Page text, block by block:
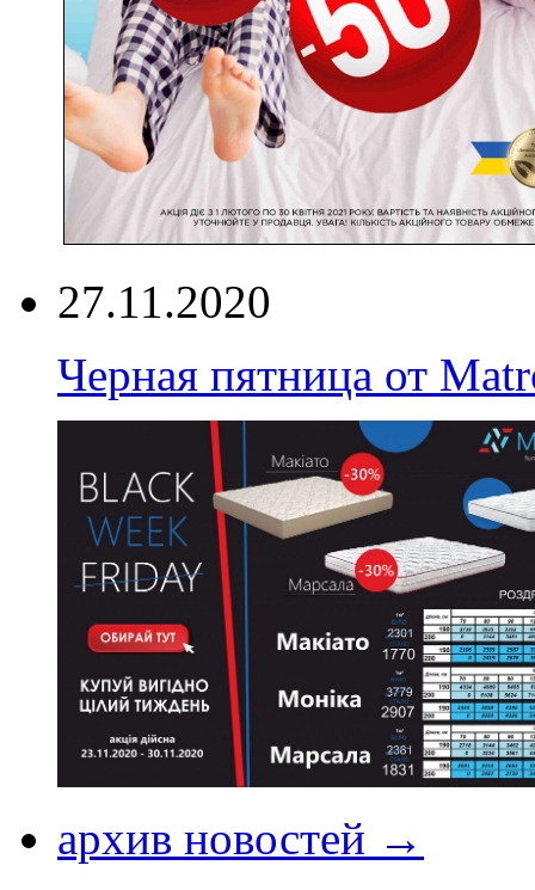
27.11.2020
Черная пятница от
архив новостей →